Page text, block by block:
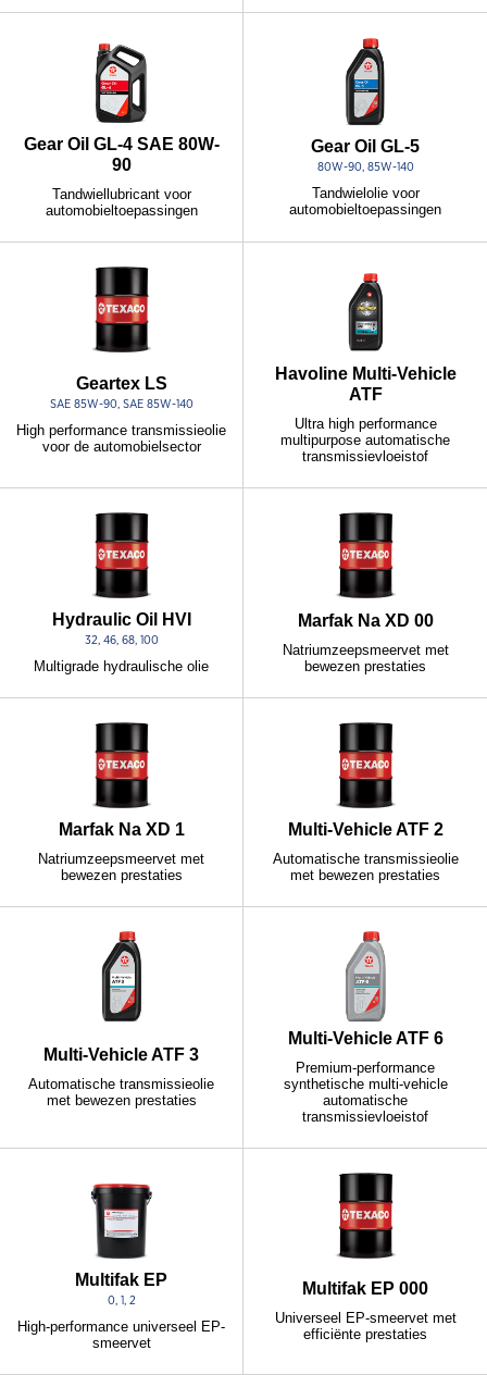
Gear Oil GL-4 SAE 80W-
90
Tandwiellubricant voor
automobieltoepassingen
Gear Oil GL-5
80W-90, 85W-140
Tandwielolie voor
automobieltoepassingen
Geartex LS
SAE 85W-90, SAE 85W-140
High performance transmissieolie
voor de automobielsector
Havoline Multi-Vehicle
ATF
Ultra high performance
multipurpose automatische
transmissievloeistof
Hydraulic Oil HVI
32, 46, 68, 100
Multigrade hydraulische olie
Marfak Na XD 00
Natriumzeepsmeervet met
bewezen prestaties
Marfak Na XD 1
Natriumzeepsmeervet met
bewezen prestaties
Multi-Vehicle ATF 2
Automatische transmissieolie
met bewezen prestaties
Multi-Vehicle ATF 3
Automatische transmissieolie
met bewezen prestaties
Multi-Vehicle ATF 6
Premium-performance
synthetische multi-vehicle
automatische
transmissievloeistof
Multifak EP
0, 1, 2
High-performance universeel EP-
smeervet
Multifak EP 000
Universeel EP-smeervet met
efficiënte prestaties